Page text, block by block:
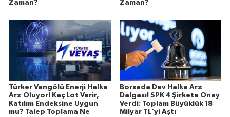
Zaman? Zaman?
Türker Vangölü Enerji Halka
Arz Oluyor! Kaç Lot Verir,
Katılım Endeksine Uygun
mu? Talep Toplama Ne
Borsada Dev Halka Arz
Dalgası! SPK 4 Şirkete Onay
Verdi: Toplam Büyüklük 18
Milyar TL'yi Aştı